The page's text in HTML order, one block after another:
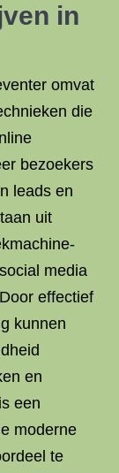
in
omvat
die
bezoekers
leads en
uit
media
effectief
kunnen
en
een
moderne
te